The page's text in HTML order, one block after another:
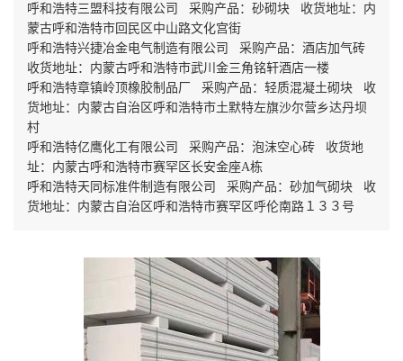
呼和浩特三盟科技有限公司 采购产品：砂砌块 收货地址：内
蒙古呼和浩特市回民区中山路文化宫街
呼和浩特兴捷冶金电气制造有限公司 采购产品：酒店加气砖
收货地址：内蒙古呼和浩特市武川金三角铭轩酒店一楼
呼和浩特章镇岭顶橡胶制品厂 采购产品：轻质混凝土砌块 收
货地址：内蒙古自治区呼和浩特市土默特左旗沙尔营乡达丹坝
村
呼和浩特亿鹰化工有限公司 采购产品：泡沫空心砖 收货地
址：内蒙古呼和浩特市赛罕区长安金座A栋
呼和浩特天同标准件制造有限公司 采购产品：砂加气砌块 收
货地址：内蒙古自治区呼和浩特市赛罕区呼伦南路１３３号